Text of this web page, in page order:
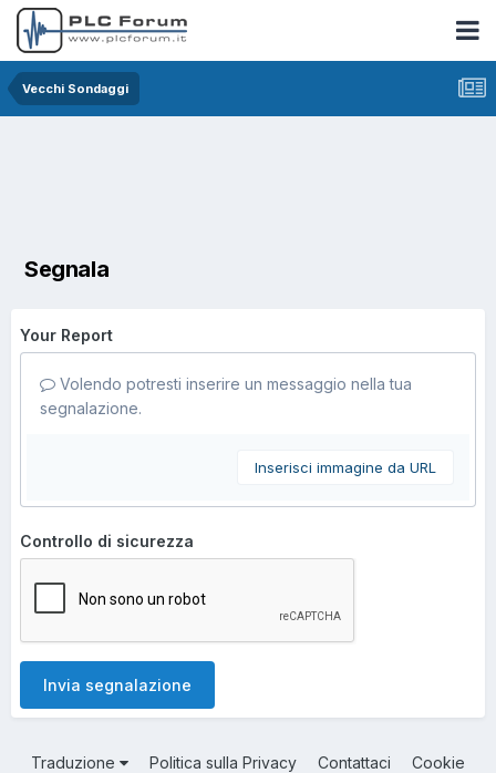
Vecchi Sondaggi
Segnala
Your Report
Volendo potresti inserire un messaggio nella tua
segnalazione.
Inserisci immagine da URL
Controllo di sicurezza
Invia segnalazione
Traduzione Politica sulla Privacy Contattaci Cookie